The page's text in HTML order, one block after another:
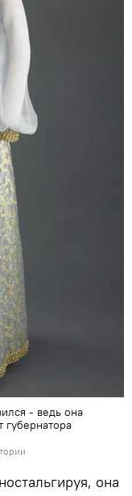
- ведь она
губернатора
она